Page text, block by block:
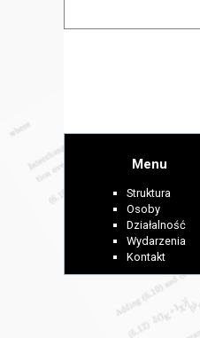
Menu
Struktura
Osoby
Działalność
Wydarzenia
Kontakt